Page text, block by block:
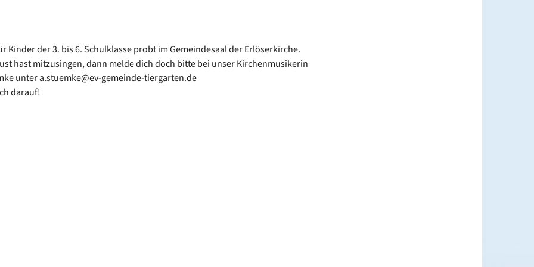
Kinder der 3. bis 6. Schulklasse probt im Gemeindesaal der Erlöserkirche.
hast mitzusingen, dann melde dich doch bitte bei unser Kirchenmusikerin
unter a.stuemke@ev-gemeinde-tiergarten.de
darauf!